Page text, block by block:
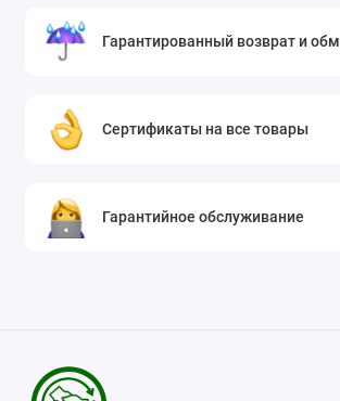
Гарантированный возврат и
Сертификаты на все товары
Гарантийное обслуживание